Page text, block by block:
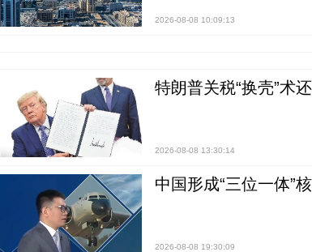
2026-08-08 10:09:13
特朗普关税“换壳”术
2026-08-08 13:30:14
中国形成“三位一体”
2026-08-08 19:30:09